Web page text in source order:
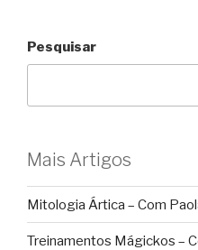
Pesquisar
Mais Artigos
Mitologia Ártica – Com
Treinamentos Mágickos –